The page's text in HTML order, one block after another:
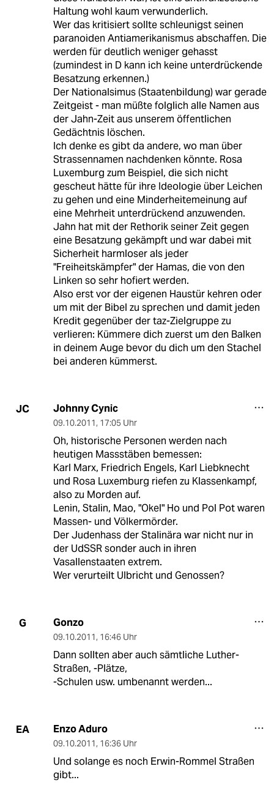
Haltung wohl kaum verwunderlich.
Wer das kritisiert sollte schleunigst seinen
paranoiden Antiamerikanismus abschaffen. Die
werden für deutlich weniger gehasst
(zumindest in D kann ich keine unterdrückende
Besatzung erkennen.)
Der Nationalsimus (Staatenbildung) war gerade
Zeitgeist - man müßte folglich alle Namen aus
der Jahn-Zeit aus unserem öffentlichen
Gedächtnis löschen.
Ich denke es gibt da andere, wo man über
Strassennamen nachdenken könnte. Rosa
Luxemburg zum Beispiel, die sich nicht
gescheut hätte für ihre Ideologie über Leichen
zu gehen und eine Minderheitemeinung auf
eine Mehrheit unterdrückend anzuwenden.
Jahn hat mit der Rethorik seiner Zeit gegen
eine Besatzung gekämpft und war dabei mit
Sicherheit harmloser als jeder
"Freiheitskämpfer" der Hamas, die von den
Linken so sehr hofiert werden.
Also erst vor der eigenen Haustür kehren oder
um mit der Bibel zu sprechen und damit jeden
Kredit gegenüber der taz-Zielgruppe zu
verlieren: Kümmere dich zuerst um den Balken
in deinem Auge bevor du dich um den Stachel
bei anderen kümmerst.
JC Johnny Cynic
09.10.2011, 17:05 Uhr
Oh, historische Personen werden nach
heutigen Massstäben bemessen:
Karl Marx, Friedrich Engels, Karl Liebknecht
und Rosa Luxemburg riefen zu Klassenkampf,
also zu Morden auf.
Lenin, Stalin, Mao, "Okel" Ho und Pol Pot waren
Massen- und Völkermörder.
Der Judenhass der Stalinära war nicht nur in
der UdSSR sonder auch in ihren
Vasallenstaaten extrem.
Wer verurteilt Ulbricht und Genossen?
G Gonzo
09.10.2011, 16:46 Uhr
Dann sollten aber auch sämtliche Luther-
Straßen, -Plätze,
-Schulen usw. umbenannt werden...
EA Enzo Aduro
09.10.2011, 16:36 Uhr
Und solange es noch Erwin-Rommel Straßen
gibt...